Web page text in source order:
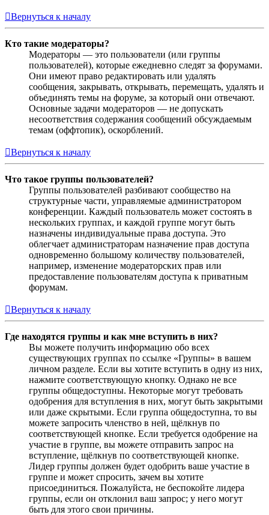
Вернуться к началу
Кто такие модераторы?
Модераторы — это пользователи (или группы
пользователей), которые ежедневно следят за форумами.
Они имеют право редактировать или удалять
сообщения, закрывать, открывать, перемещать, удалять и
объединять темы на форуме, за который они отвечают.
Основные задачи модераторов — не допускать
несоответствия содержания сообщений обсуждаемым
темам (оффтопик), оскорблений.
Вернуться к началу
Что такое группы пользователей?
Группы пользователей разбивают сообщество на
структурные части, управляемые администратором
конференции. Каждый пользователь может состоять в
нескольких группах, и каждой группе могут быть
назначены индивидуальные права доступа. Это
облегчает администраторам назначение прав доступа
одновременно большому количеству пользователей,
например, изменение модераторских прав или
предоставление пользователям доступа к приватным
форумам.
Вернуться к началу
Где находятся группы и как мне вступить в них?
Вы можете получить информацию обо всех
существующих группах по ссылке «Группы» в вашем
личном разделе. Если вы хотите вступить в одну из них,
нажмите соответствующую кнопку. Однако не все
группы общедоступны. Некоторые могут требовать
одобрения для вступления в них, могут быть закрытыми
или даже скрытыми. Если группа общедоступна, то вы
можете запросить членство в ней, щёлкнув по
соответствующей кнопке. Если требуется одобрение на
участие в группе, вы можете отправить запрос на
вступление, щёлкнув по соответствующей кнопке.
Лидер группы должен будет одобрить ваше участие в
группе и может спросить, зачем вы хотите
присоединиться. Пожалуйста, не беспокойте лидера
группы, если он отклонил ваш запрос; у него могут
быть для этого свои причины.